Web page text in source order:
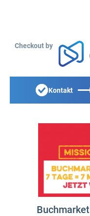
Checkout by
Kontakt